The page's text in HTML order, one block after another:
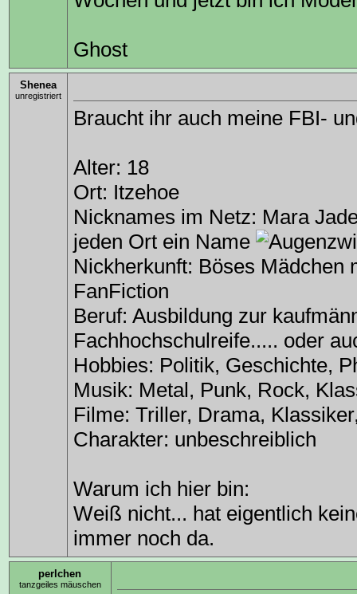
Ghost
Shenea
unregistriert
Braucht ihr auch meine FBI-
Alter: 18
Ort: Itzehoe
Nicknames im Netz: Mara
jeden Ort ein Name
Nickherkunft: Böses Mädchen
FanFiction
Beruf: Ausbildung zur
Fachhochschulreife..... oder
Hobbies: Politik, Geschichte,
Musik: Metal, Punk, Rock,
Filme: Triller, Drama,
Charakter: unbeschreiblich
Warum ich hier bin:
Weiß nicht... hat eigentlich
immer noch da.
perlchen
tanzgeiles mäuschen